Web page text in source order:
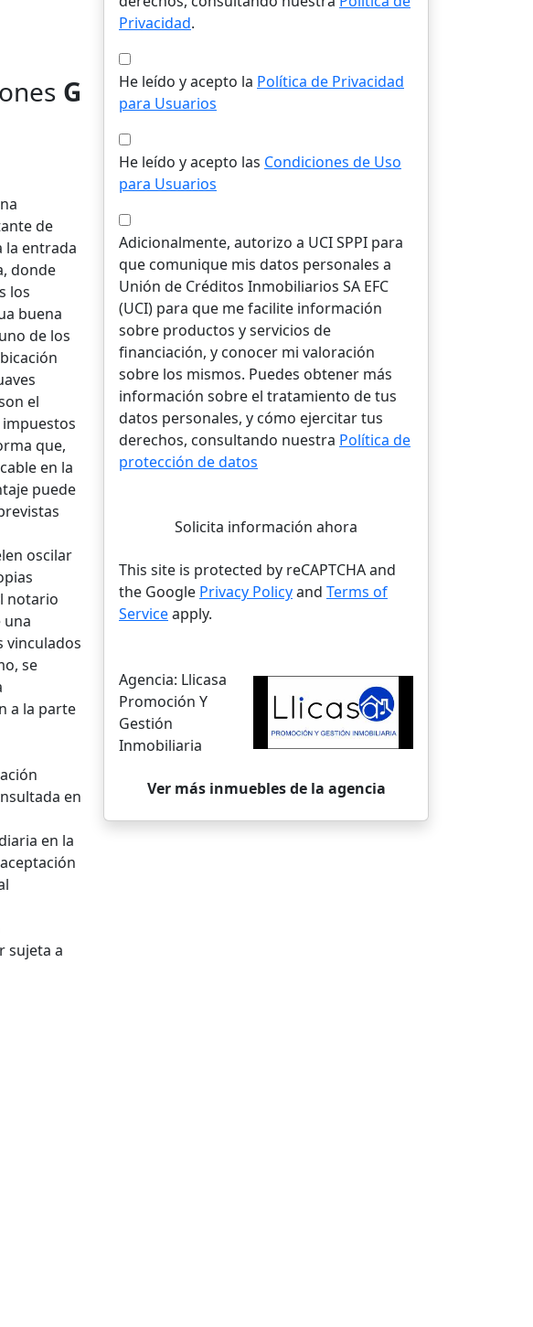
G
de
la entrada
donde
los
buena
de los
el
que,
en la
puede
oscilar
notario
una
vinculados
se
a la parte
en
en la
sujeta a
Privacidad.
He leído y acepto la Política de Privacidad
para Usuarios
He leído y acepto las Condiciones de Uso
para Usuarios
Adicionalmente, autorizo a UCI SPPI para
que comunique mis datos personales a
Unión de Créditos Inmobiliarios SA EFC
(UCI) para que me facilite información
sobre productos y servicios de
financiación, y conocer mi valoración
sobre los mismos. Puedes obtener más
información sobre el tratamiento de tus
datos personales, y cómo ejercitar tus
derechos, consultando nuestra Política de
protección de datos
Solicita información ahora
This site is protected by reCAPTCHA and
the Google Privacy Policyand Terms of
Serviceapply.
Agencia: Llicasa
Promoción Y
Gestión
Inmobiliaria
Ver más inmuebles de la agencia